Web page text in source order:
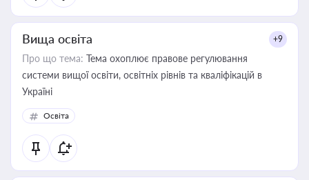
Вища освіта +9
Про що тема: Тема охоплює правове регулювання
системи вищої освіти, освітніх рівнів та кваліфікацій в
Україні
Освіта